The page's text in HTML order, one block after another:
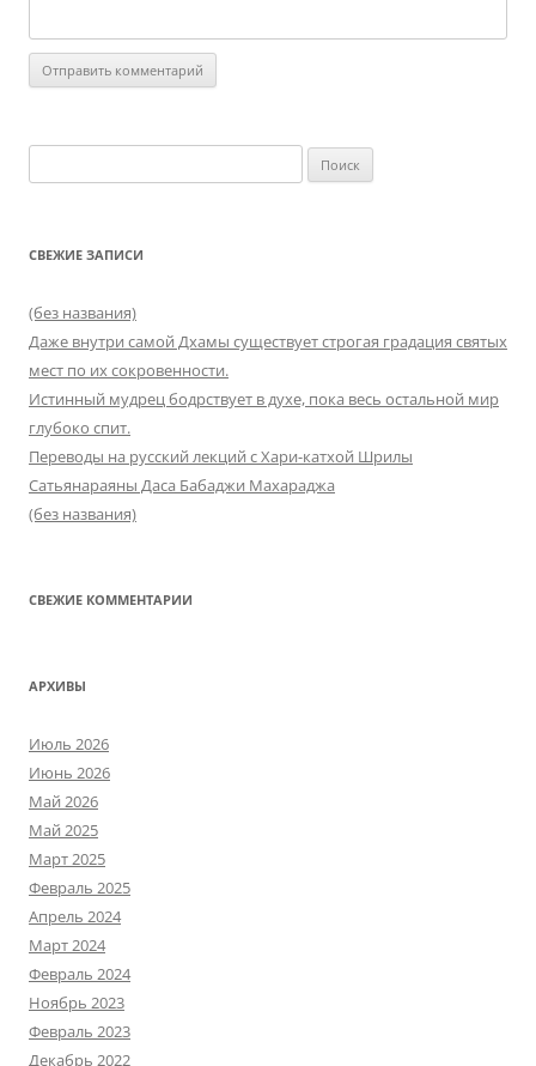
СВЕЖИЕ ЗАПИСИ
(без названия)
Даже внутри самой Дхамы существует строгая градация святых
мест по их сокровенности.
Истинный мудрец бодрствует в духе, пока весь остальной мир
глубоко спит.
Переводы на русский лекций с Хари-катхой Шрилы
Сатьянараяны Даса Бабаджи Махараджа
(без названия)
СВЕЖИЕ КОММЕНТАРИИ
АРХИВЫ
Июль 2026
Июнь 2026
Май 2026
Май 2025
Март 2025
Февраль 2025
Апрель 2024
Март 2024
Февраль 2024
Ноябрь 2023
Февраль 2023
Декабрь 2022